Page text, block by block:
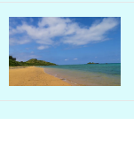
供数据。